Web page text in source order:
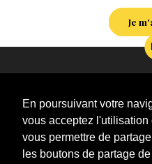
En poursuivant votre
vous acceptez l'utilisation
vous permettre de
les boutons de partage
Je
complémentaires sur